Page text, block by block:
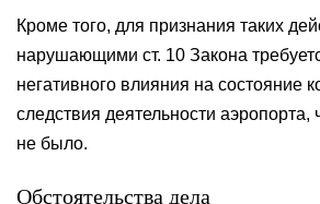
Кроме того, для признания таких
нарушающими ст. 10 Закона
негативного влияния на состояние
следствия деятельности аэропорта,
не было.
Обстоятельства дела